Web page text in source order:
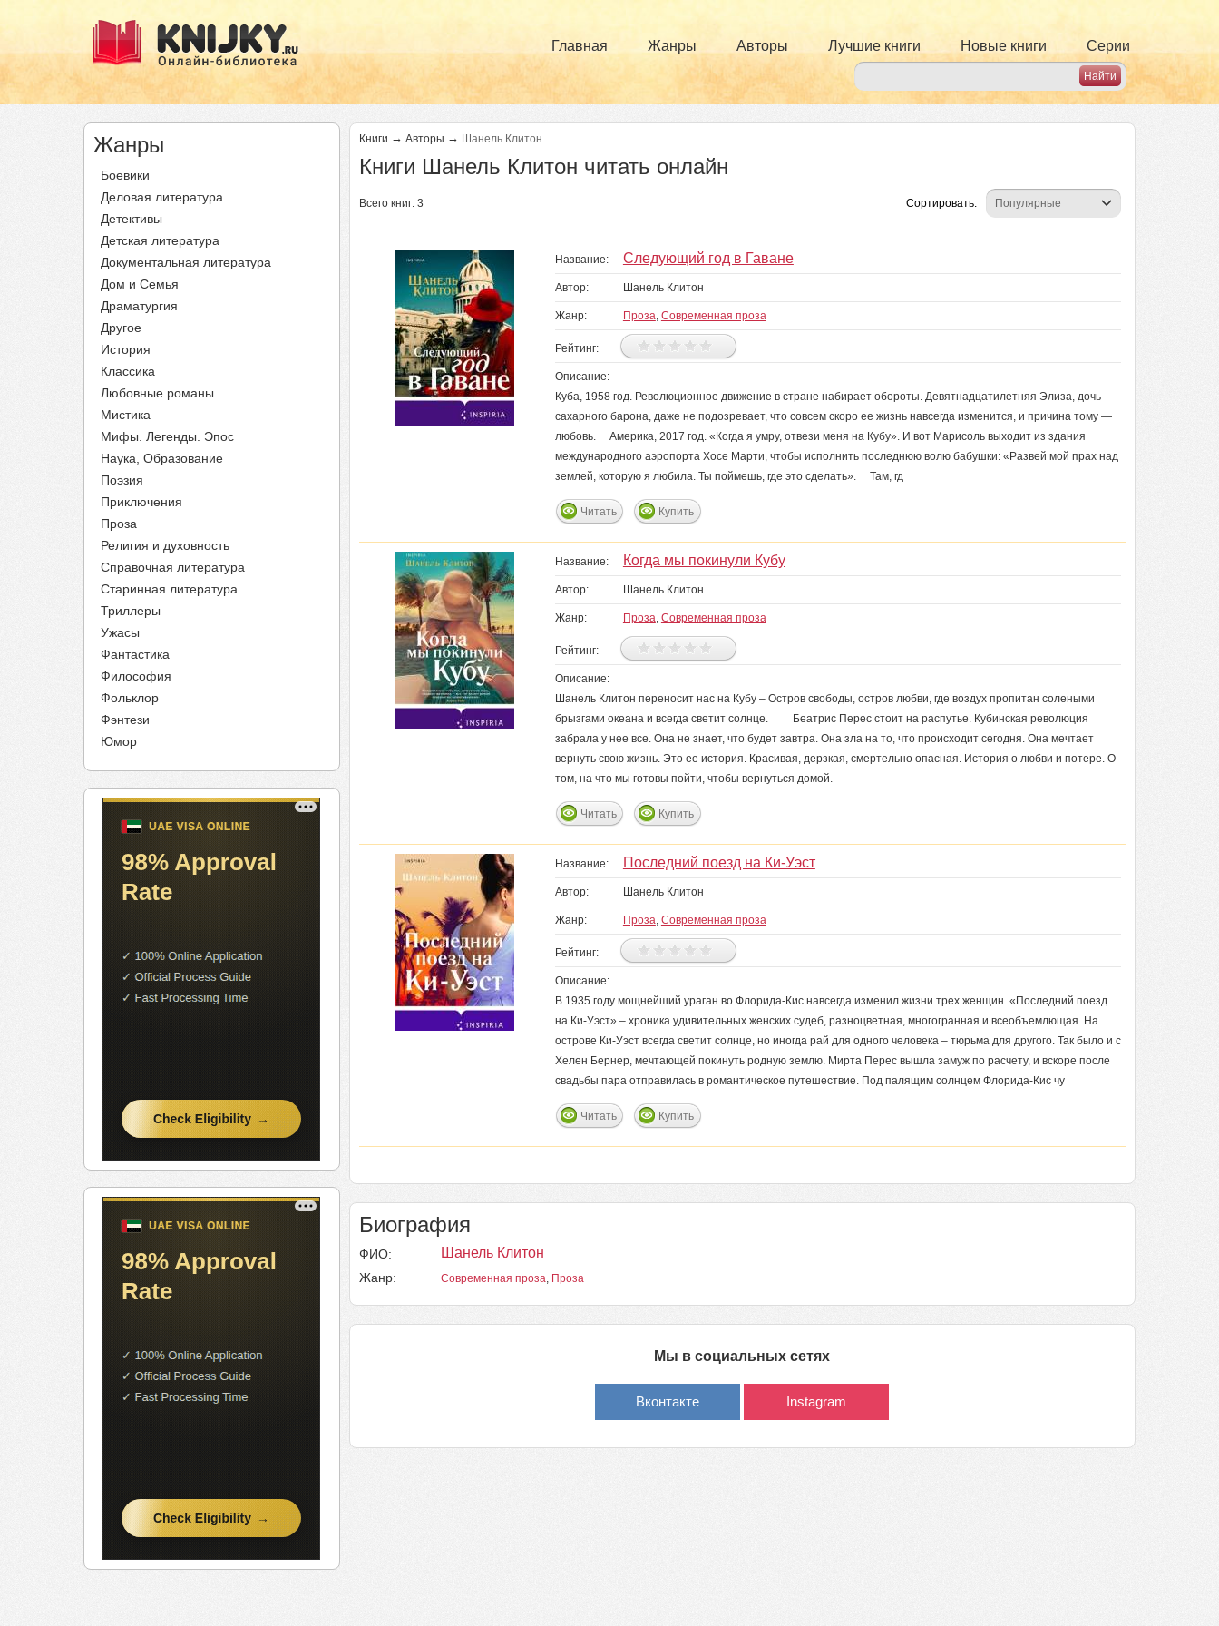
Главная Жанры Авторы Лучшие книги Новые книги Серии
Жанры
Боевики
Деловая литература
Детективы
Детская литература
Документальная литература
Дом и Семья
Драматургия
Другое
История
Классика
Любовные романы
Мистика
Мифы. Легенды. Эпос
Наука, Образование
Поэзия
Приключения
Проза
Религия и духовность
Справочная литература
Старинная литература
Триллеры
Ужасы
Фантастика
Философия
Фольклор
Фэнтези
Юмор
Книги → Авторы → Шанель Клитон
Книги Шанель Клитон читать онлайн
Всего книг: 3 Сортировать:
Название: Следующий год в Гаване
Автор: Шанель Клитон
Жанр: Проза, Современная проза
Рейтинг:
Описание:
Куба, 1958 год. Революционное движение в стране набирает обороты. Девятнадцатилетняя Элиза, дочь
сахарного барона, даже не подозревает, что совсем скоро ее жизнь навсегда изменится, и причина тому —
любовь. Америка, 2017 год. «Когда я умру, отвези меня на Кубу». И вот Марисоль выходит из здания
международного аэропорта Хосе Марти, чтобы исполнить последнюю волю бабушки: «Развей мой прах над
землей, которую я любила. Ты поймешь, где это сделать». Там, гд
Читать Купить
Название: Когда мы покинули Кубу
Автор: Шанель Клитон
Жанр: Проза, Современная проза
Рейтинг:
Описание:
Шанель Клитон переносит нас на Кубу – Остров свободы, остров любви, где воздух пропитан солеными
брызгами океана и всегда светит солнце. Беатрис Перес стоит на распутье. Кубинская революция
забрала у нее все. Она не знает, что будет завтра. Она зла на то, что происходит сегодня. Она мечтает
вернуть свою жизнь. Это ее история. Красивая, дерзкая, смертельно опасная. История о любви и потере. О
том, на что мы готовы пойти, чтобы вернуться домой.
Читать Купить
Название: Последний поезд на Ки-Уэст
Автор: Шанель Клитон
Жанр: Проза, Современная проза
Рейтинг:
Описание:
В 1935 году мощнейший ураган во Флорида-Кис навсегда изменил жизни трех женщин. «Последний поезд
на Ки-Уэст» – хроника удивительных женских судеб, разноцветная, многогранная и всеобъемлющая. На
острове Ки-Уэст всегда светит солнце, но иногда рай для одного человека – тюрьма для другого. Так было и с
Хелен Бернер, мечтающей покинуть родную землю. Мирта Перес вышла замуж по расчету, и вскоре после
свадьбы пара отправилась в романтическое путешествие. Под палящим солнцем Флорида-Кис чу
Читать Купить
Биография
ФИО: Шанель Клитон
Жанр: Современная проза, Проза
Мы в социальных сетях
Вконтакте Instagram